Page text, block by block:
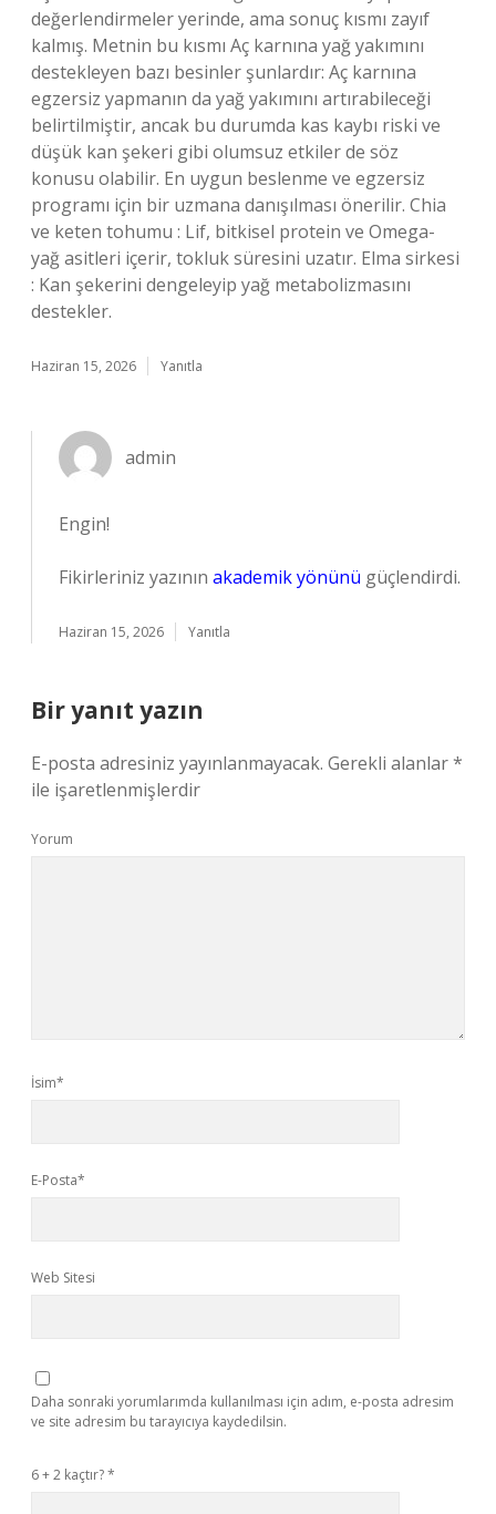
değerlendirmeler yerinde, ama sonuç kısmı zayıf
kalmış. Metnin bu kısmı Aç karnına yağ yakımını
destekleyen bazı besinler şunlardır: Aç karnına
egzersiz yapmanın da yağ yakımını artırabileceği
belirtilmiştir, ancak bu durumda kas kaybı riski ve
düşük kan şekeri gibi olumsuz etkiler de söz
konusu olabilir. En uygun beslenme ve egzersiz
programı için bir uzmana danışılması önerilir. Chia
ve keten tohumu : Lif, bitkisel protein ve Omega-
yağ asitleri içerir, tokluk süresini uzatır. Elma sirkesi
: Kan şekerini dengeleyip yağ metabolizmasını
destekler.
Haziran 15, 2026 Yanıtla
admin
Engin!
Fikirleriniz yazının akademik yönünü güçlendirdi.
Haziran 15, 2026 Yanıtla
Bir yanıt yazın
E-posta adresiniz yayınlanmayacak. Gerekli alanlar*
ile işaretlenmişlerdir
Yorum
İsim*
E-Posta*
Web Sitesi
Daha sonraki yorumlarımda kullanılması için adım, e-posta adresim
ve site adresim bu tarayıcıya kaydedilsin.
6 + 2 kaçtır?*